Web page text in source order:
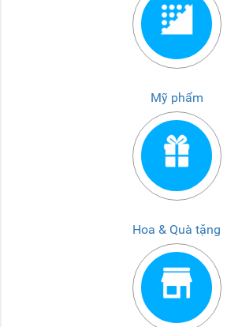
Mỹ phẩm
Hoa & Quà tặng